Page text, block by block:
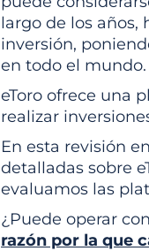
largo de los años,
inversión,
en todo el mundo.
eToro ofrece una
realizar
En esta revisión
detalladas sobre
evaluamos las
¿Puede operar
razón por la que